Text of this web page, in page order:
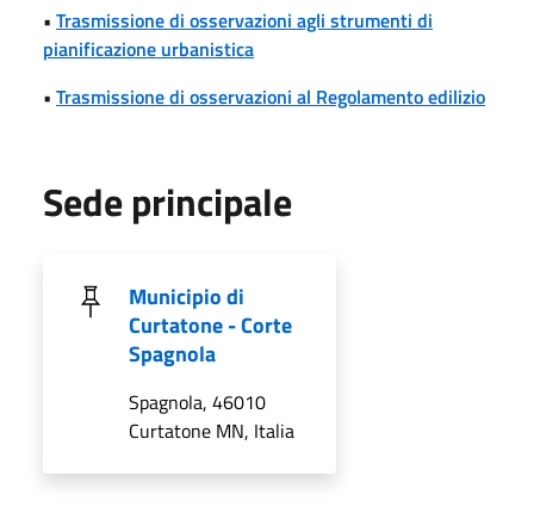
• Trasmissione di osservazioni agli strumenti di
pianificazione urbanistica
• Trasmissione di osservazioni al Regolamento edilizio
Sede principale
Municipio di
Curtatone - Corte
Spagnola
Spagnola, 46010
Curtatone MN, Italia